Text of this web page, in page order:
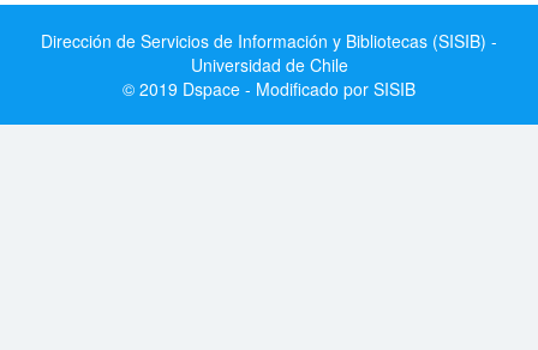
Dirección de Servicios de Información y Bibliotecas (SISIB) -
Universidad de Chile
© 2019 Dspace - Modificado por SISIB